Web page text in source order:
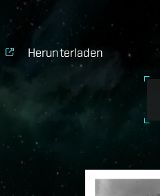
Herunterladen